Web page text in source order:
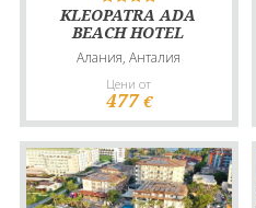
KLEOPATRA ADA
BEACH HOTEL
Алания, Анталия
Цени от
477 €